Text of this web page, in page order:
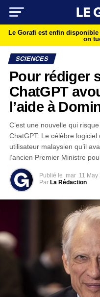
Le Gorafi est enfin
on
SCIENCES
Pour rédiger
ChatGPT
l’aide à
C’est une nouvelle qui
ChatGPT. Le célèbre logiciel
utilisateur malaysien qu’il
l’ancien Premier Ministre
Publié le mar 11
Par La Rédaction